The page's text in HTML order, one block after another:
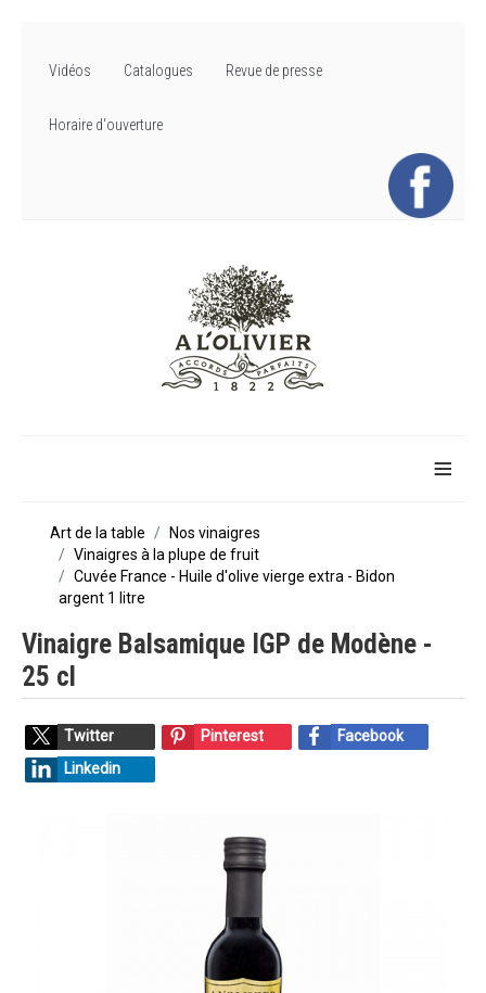
Vidéos Catalogues Revue de presse
Horaire d'ouverture
≡
Art de la table
Nos vinaigres
Vinaigres à la plupe de fruit
Cuvée France - Huile d'olive vierge extra - Bidon
argent 1 litre
Vinaigre Balsamique IGP de Modène -
25 cl
Twitter Pinterest
Facebook
Linkedin